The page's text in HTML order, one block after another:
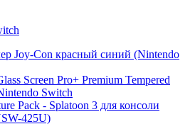
Joy-Con красный синий (Nintendo
Screen Pro+ Premium Tempered
Switch
Pack - Splatoon 3 для консоли
425U)